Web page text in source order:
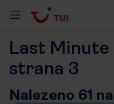
Last Minute
strana 3
Nalezeno 61